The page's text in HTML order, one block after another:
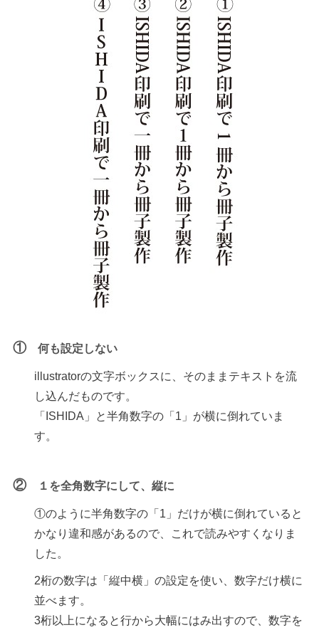
①何も設定しない
illustratorの文字ボックスに、そのままテキストを流
し込んだものです。
「ISHIDA」と半角数字の「1」が横に倒れていま
す。
②１を全角数字にして、縦に
①のように半角数字の「1」だけが横に倒れていると
かなり違和感があるので、これで読みやすくなりま
した。
2桁の数字は「縦中横」の設定を使い、数字だけ横に
並べます。
3桁以上になると行から大幅にはみ出すので、数字を